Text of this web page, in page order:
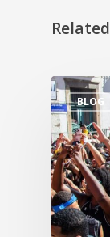
BLOG